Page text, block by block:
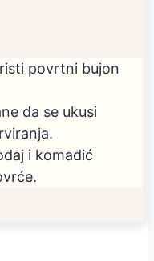
povrtni bujon
da se ukusi
i komadić